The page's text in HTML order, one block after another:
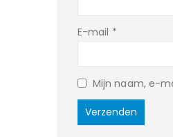
E-mail *
Mijn naam, e-